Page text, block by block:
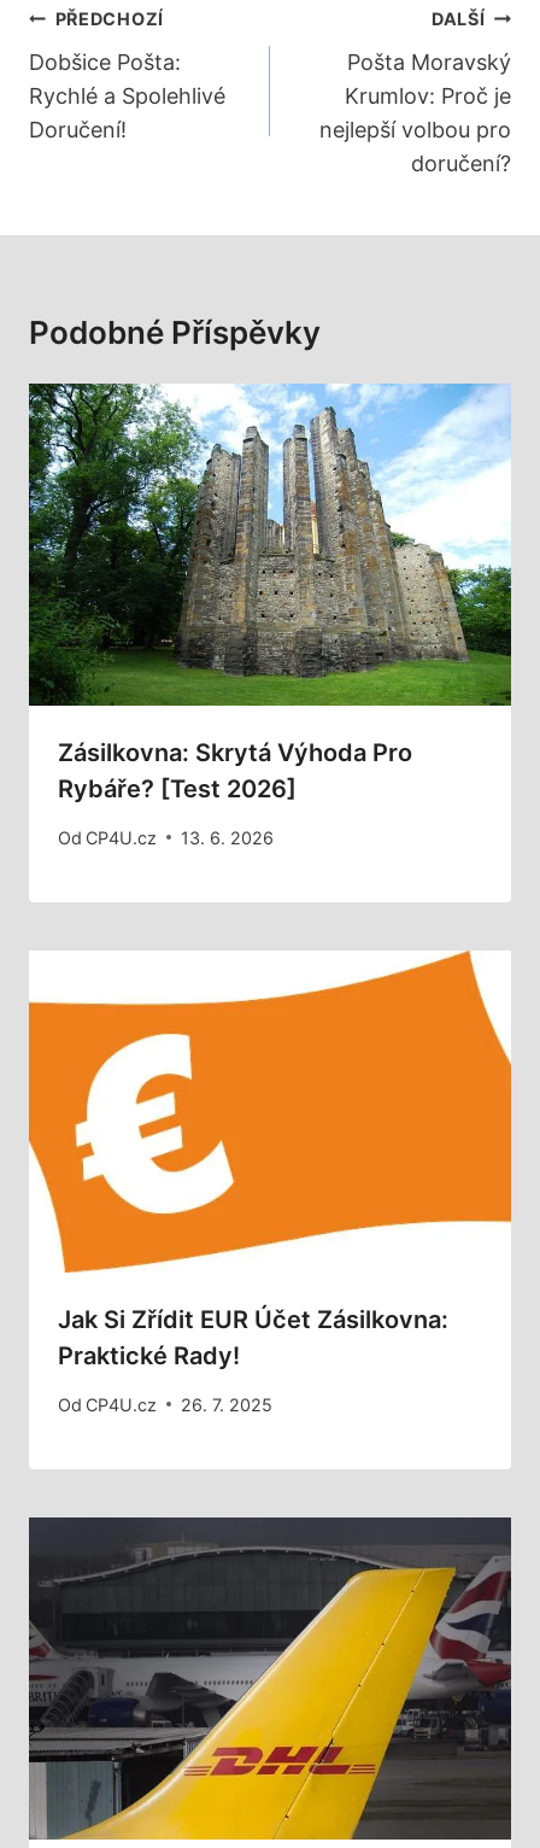
Navigace
Pro
Příspěvek
PŘEDCHOZÍ
Dobšice Pošta:
Rychlé a Spolehlivé
Doručení!
DALŠÍ
Pošta Moravský
Krumlov: Proč je
nejlepší volbou pro
doručení?
Podobné Příspěvky
Zásilkovna: Skrytá Výhoda Pro
Rybáře? [Test 2026]
Od CP4U.cz 13. 6. 2026
Jak Si Zřídit EUR Účet Zásilkovna:
Praktické Rady!
Od CP4U.cz 26. 7. 2025